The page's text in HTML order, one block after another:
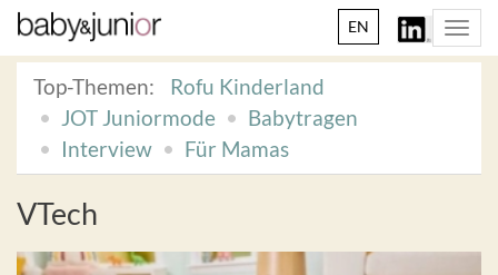
EN
Top-Themen:
Rofu Kinderland
JOT Juniormode
Babytragen
Interview
Für Mamas
VTech